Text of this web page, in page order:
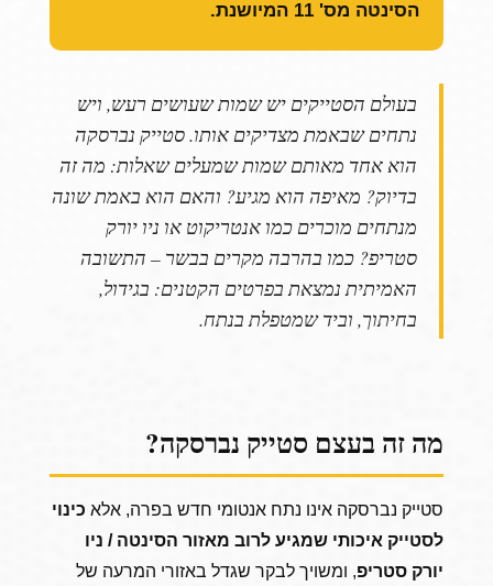
בעולם הסטייקים יש שמות שעושים רעש, ויש
נתחים שבאמת מצדיקים אותו. סטייק נברסקה
הוא אחד מאותם שמות שמעלים שאלות: מה זה
בדיוק? מאיפה הוא מגיע? והאם הוא באמת שונה
מנתחים מוכרים כמו אנטריקוט או ניו יורק
סטריפ? כמו בהרבה מקרים בבשר – התשובה
האמיתית נמצאת בפרטים הקטנים: בגידול,
בחיתוך, וביד שמטפלת בנתח.
מה זה בעצם סטייק נברסקה?
סטייק נברסקה אינו נתח אנטומי חדש בפרה, אלא כינוי
לסטייק איכותי שמגיע לרוב מאזור הסינטה / ניו
יורק סטריפ , ומשויך לבקר שגדל באזורי המרעה של